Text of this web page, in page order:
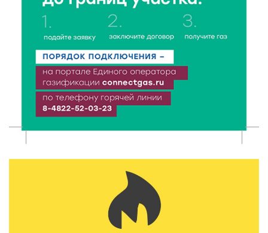
Виталий Королев дал старт новым туристическим
проектам в регионе
5 Авг 2026 15:32 322
В Калининском округе отметят День
физкультурника масштабной Спартакиадой
5 Авг 2026 15:25 253
От детских зон до полётов на шарах: в парке
«Гришкино» готовят масштабный праздник